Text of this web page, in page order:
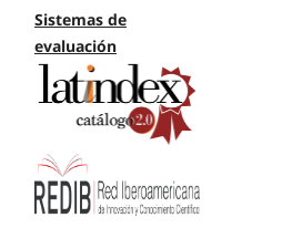
Sistemas de
evaluación